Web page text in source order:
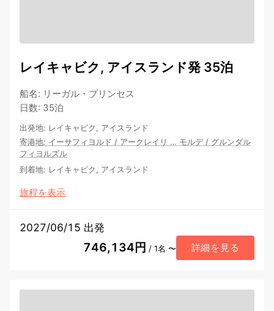
レイキャビク, アイスランド発 35泊
船名: リーガル・プリンセス
日数: 35泊
出発地: レイキャビク, アイスランド
寄港地: イーサフィヨルド / アークレイリ … モルデ/ グルンダル
フィヨルズル
到着地: レイキャビク, アイスランド
旅程を表示
2027/06/15 出発
746,134円 / 1名 〜 詳細を見る